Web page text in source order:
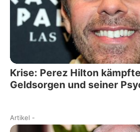
Krise: Perez Hilton
Geldsorgen und seiner
Artikel -